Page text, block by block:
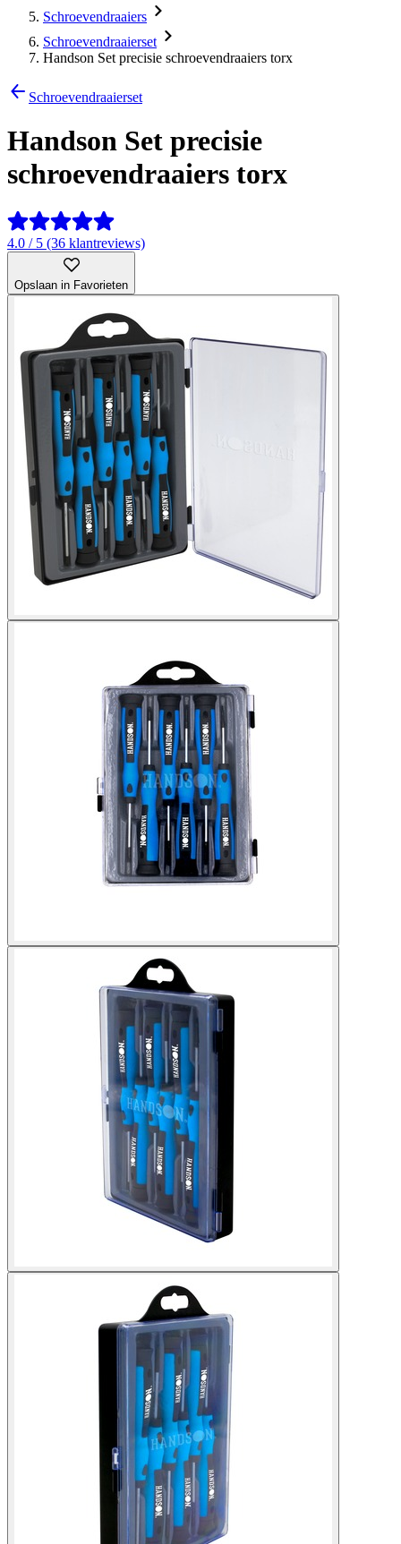
Schroevendraaiers
Schroevendraaierset
Handson Set precisie schroevendraaiers torx
Schroevendraaierset
Handson Set precisie
schroevendraaiers torx
4.0 / 5 (36 klantreviews)
Opslaan in Favorieten